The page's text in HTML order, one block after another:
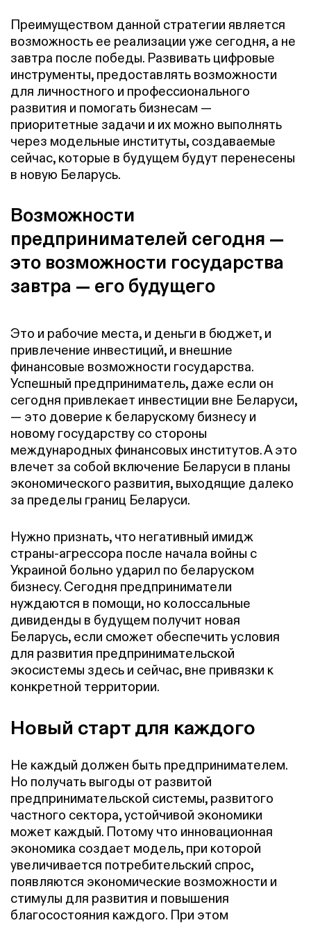
Преимуществом данной стратегии является
возможность ее реализации уже сегодня, а не
завтра после победы. Развивать цифровые
инструменты, предоставлять возможности
для личностного и профессионального
развития и помогать бизнесам —
приоритетные задачи и их можно выполнять
через модельные институты, создаваемые
сейчас, которые в будущем будут перенесены
в новую Беларусь.
Возможности
предпринимателей сегодня —
это возможности государства
завтра — его будущего
Это и рабочие места, и деньги в бюджет, и
привлечение инвестиций, и внешние
финансовые возможности государства.
Успешный предприниматель, даже если он
сегодня привлекает инвестиции вне Беларуси,
— это доверие к беларускому бизнесу и
новому государству со стороны
международных финансовых институтов. А это
влечет за собой включение Беларуси в планы
экономического развития, выходящие далеко
за пределы границ Беларуси.
Нужно признать, что негативный имидж
страны-агрессора после начала войны с
Украиной больно ударил по беларуском
бизнесу. Сегодня предприниматели
нуждаются в помощи, но колоссальные
дивиденды в будущем получит новая
Беларусь, если сможет обеспечить условия
для развития предпринимательской
экосистемы здесь и сейчас, вне привязки к
конкретной территории.
Новый старт для каждого
Не каждый должен быть предпринимателем.
Но получать выгоды от развитой
предпринимательской системы, развитого
частного сектора, устойчивой экономики
может каждый. Потому что инновационная
экономика создает модель, при которой
увеличивается потребительский спрос,
появляются экономические возможности и
стимулы для развития и повышения
благосостояния каждого. При этом